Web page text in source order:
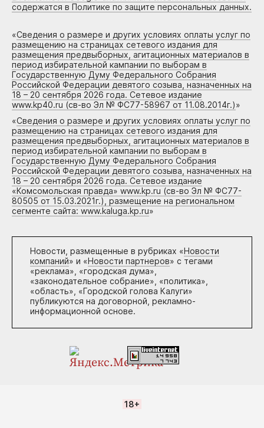
содержатся в Политике по защите персональных данных.
«Сведения о размере и других условиях оплаты услуг по
размещению на страницах сетевого издания для
размещения предвыборных, агитационных материалов в
период избирательной кампании по выборам в
Государственную Думу Федерального Собрания
Российской Федерации девятого созыва, назначенных на
18 – 20 сентября 2026 года. Сетевое издание
www.kp40.ru (св-во Эл № ФС77-58967 от 11.08.2014г.)»
«Сведения о размере и других условиях оплаты услуг по
размещению на страницах сетевого издания для
размещения предвыборных, агитационных материалов в
период избирательной кампании по выборам в
Государственную Думу Федерального Собрания
Российской Федерации девятого созыва, назначенных на
18 – 20 сентября 2026 года. Сетевое издание
«Комсомольская правда» www.kp.ru (св-во Эл № ФС77-
80505 от 15.03.2021г.), размещение на региональном
сегменте сайта: www.kaluga.kp.ru»
Новости, размещенные в рубриках «Новости
компаний» и «Новости партнеров» с тегами
«реклама», «городская дума»,
«законодательное собрание», «политика»,
«область», «Городской голова Калуги»
публикуются на договорной, рекламно-
информационной основе.
18+